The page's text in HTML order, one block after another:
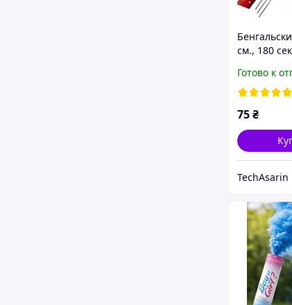
см., 180
(0981)
Готово к
75₴
TechAsarin